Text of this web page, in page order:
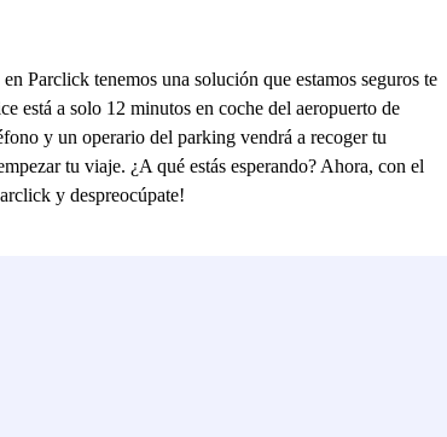
Parclick tenemos una solución que estamos seguros te
está a solo 12 minutos en coche del aeropuerto de
y un operario del parking vendrá a recoger tu
tu viaje. ¿A qué estás esperando? Ahora, con el
y despreocúpate!